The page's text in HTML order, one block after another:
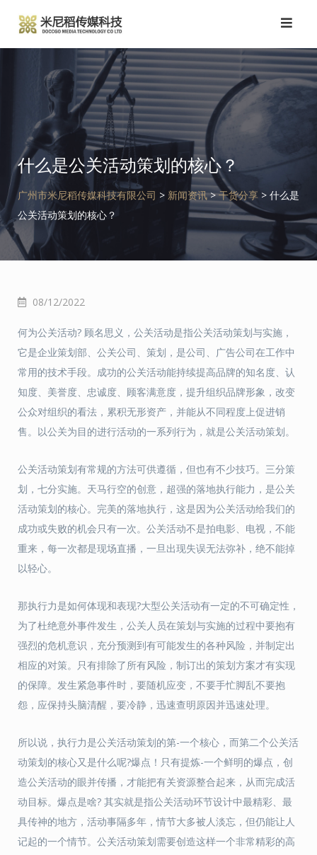
到
什么是公关活动策划的核心？
广州市米尼稻传媒科技有限公司 > 新闻资讯>干货分享 > 什么是
公关活动策划的核心？
08/12/2022
何为公关活动? 顾名思义，公关活动是指公关活动策划与实施，
它是企业策划部、公关公司、策划，是公司、广告公司在工作中
常用的技术手段。成功的公关活动能持续提高品牌的知名度、认
知度、美誉度、忠诚度、顾客满意度，提升组织品牌形象，改变
公众对组织的看法，累积无形资产，并能从不同程度上促进销
售。以公关为目的进行活动的一系列行为，就是公关活动策划。
公关活动策划有常规的方法可供遵循，但也有不少技巧。三分策
划，七分实施。天马行空的创意，超强的落地执行能力，是公关
活动策划的核心。完美的落地执行，这是因为公关活动给我们的
成功或失败的机会只有一次。公关活动不是拍电影、电视，不能
重来，每一次都是现场直播，一旦出现失误无法弥补，绝不能掉
以轻心。
那执行力是如何体现和表现?大型公关活动有一定的不可确定性，
为了杜绝意外事件发生，公关人员在策划与实施的过程中要抱有
强烈的危机意识，充分预测到有可能发生的各种风险，并制定出
相应的对策。只有排除了所有风险，制订出的策划方案才有实现
的保障。发生紧急事件时，要随机应变，不要手忙脚乱不要抱
怨，应保持头脑清醒，要冷静，迅速查明原因并迅速处理。
所以说，执行力是公关活动策划的第-一个核心，而第二个公关活
动策划的核心又是什么呢?爆点！只有提炼-一个鲜明的爆点，创
造公关活动的眼并传播，才能把有关资源整合起来，从而完成活
动目标。爆点是啥? 其实就是指公关活动环节设计中最精彩、最
具传神的地方，活动事隔多年，情节大多被人淡忘，但仍能让人
记起的一个情节。公关活动策划需要创造这样一个非常精彩的高